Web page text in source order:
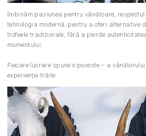
Îmbinăm pasiunea pentru vânătoare,
tehnologia modernă, pentru a oferi alternative
trofeele tradiționale, fără a pierde
momentului.
Fiecare lucrare spune o poveste – a
experienței trăite